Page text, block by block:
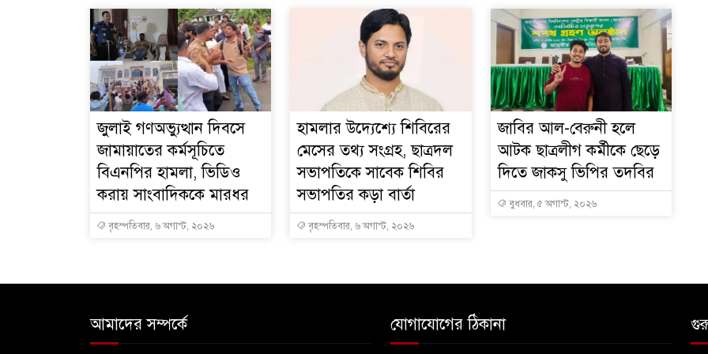
জুলাই গণঅভ্যুত্থান দিবসে
জামায়াতের কর্মসূচিতে
বিএনপির হামলা, ভিডিও
করায় সাংবাদিককে মারধর
বৃহস্পতিবার, ৬ অগাস্ট, ২০২৬
হামলার উদ্যেশ্যে শিবিরের
মেসের তথ্য সংগ্রহ, ছাত্রদল
সভাপতিকে সাবেক শিবির
সভাপতির কড়া বার্তা
বৃহস্পতিবার, ৬ অগাস্ট, ২০২৬
জাবির আল-বেরুনী হলে
আটক ছাত্রলীগ কর্মীকে ছেড়ে
দিতে জাকসু ভিপির তদবির
বুধবার, ৫ অগাস্ট, ২০২৬
আমাদের সম্পর্কে যোগাযোগের ঠিকানা